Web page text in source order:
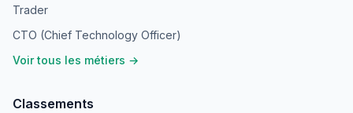
Trader
CTO (Chief Technology Officer)
Voir tous les métiers →
Classements